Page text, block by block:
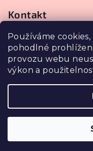
Používáme
pohodlné
provozu webu
výkon a
Kontakt
info@
602 355 544